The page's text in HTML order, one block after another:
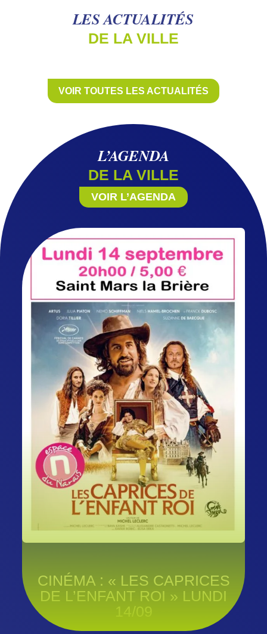
LES ACTUALITÉS
DE LA VILLE
VOIR TOUTES LES ACTUALITÉS
L’AGENDA
DE LA VILLE
VOIR L’AGENDA
CINÉMA : « LES CAPRICES
DE L’ENFANT ROI » LUNDI
14/09